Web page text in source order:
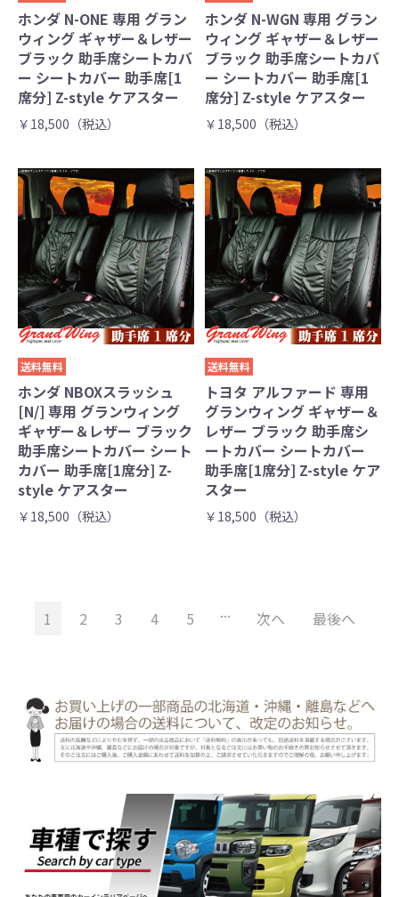
ホンダ N-ONE 専用 グラン
ウィング ギャザー＆レザー
ブラック 助手席シートカバ
ー シートカバー 助手席[1
席分] Z-style ケアスター
￥18,500（税込）
ホンダ N-WGN 専用 グラン
ウィング ギャザー＆レザー
ブラック 助手席シートカバ
ー シートカバー 助手席[1
席分] Z-style ケアスター
￥18,500（税込）
送料無料
ホンダ NBOXスラッシュ
[N/] 専用 グランウィング
ギャザー＆レザー ブラック
助手席シートカバー シート
カバー 助手席[1席分] Z-
style ケアスター
￥18,500（税込）
送料無料
トヨタ アルファード 専用
グランウィング ギャザー＆
レザー ブラック 助手席シ
ートカバー シートカバー
助手席[1席分] Z-style ケア
スター
￥18,500（税込）
1 2 3 4 5 ... 次へ 最後へ